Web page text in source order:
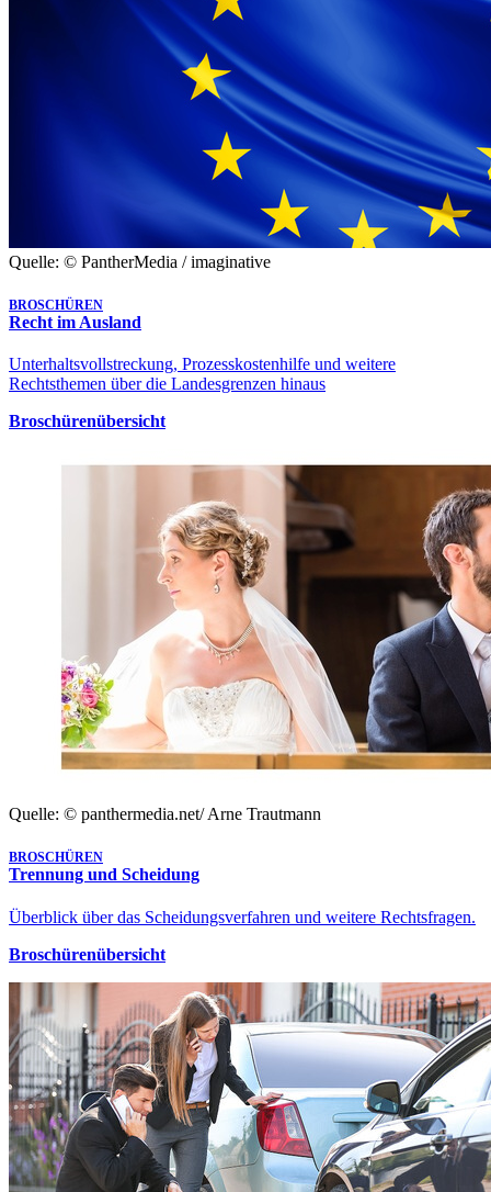
Quelle: © PantherMedia / imaginative
BROSCHÜREN
Recht im Ausland
Unterhaltsvollstreckung, Prozesskostenhilfe und weitere
Rechtsthemen über die Landesgrenzen hinaus
Broschürenübersicht
Quelle: © panthermedia.net/ Arne Trautmann
BROSCHÜREN
Trennung und Scheidung
Überblick über das Scheidungsverfahren und weitere Rechtsfragen.
Broschürenübersicht